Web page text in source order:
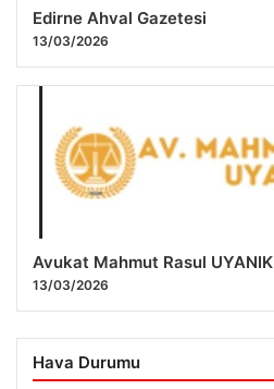
Edirne Ahval Gazetesi
13/03/2026
Avukat Mahmut Rasul UYANIK
13/03/2026
Hava Durumu